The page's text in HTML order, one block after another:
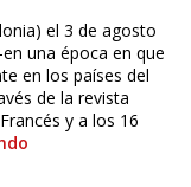
el 3 de agosto
una época en que
en los países del
de la revista
y a los 16